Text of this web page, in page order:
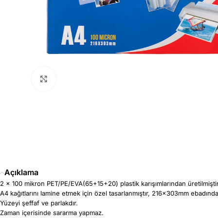
Açıklama
2 x 100 mikron PET/PE/EVA(65+15+20) plastik karışımlarından
A4 kağıtlarını lamine etmek için özel tasarlanmıştır, 216x303mm
Yüzeyi şeffaf ve parlakdır.
Zaman içerisinde sararma yapmaz.